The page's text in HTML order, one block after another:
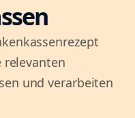
relevanten
und verarbeiten